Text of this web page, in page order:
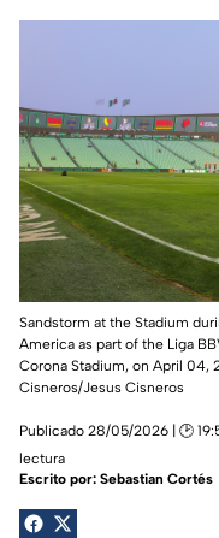
Sandstorm at the Stadium
America as part of the Liga
Corona Stadium, on April 04,
Cisneros/Jesus Cisneros
Publicado 28/05/2026 | 🕑
lectura
Escrito por: Sebastian Cortés